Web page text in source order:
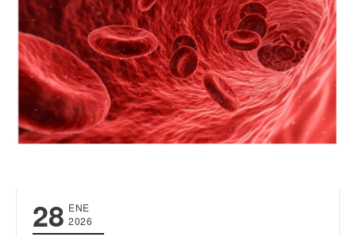
28 ENE
2026